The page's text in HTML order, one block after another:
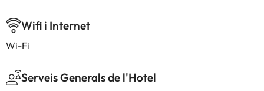
Wifi i Internet
Wi-Fi
Serveis Generals de l'Hotel